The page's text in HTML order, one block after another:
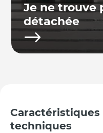
Je ne trouve
détachée
Caractéristiques
techniques